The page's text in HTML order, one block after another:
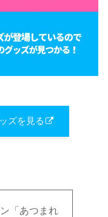
ズを見る
「あつまれ